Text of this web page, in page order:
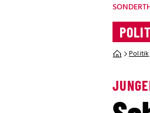
Politik